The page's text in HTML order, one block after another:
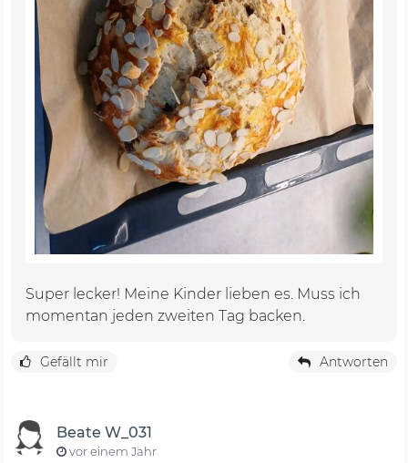
Super lecker! Meine Kinder lieben es. Muss ich
momentan jeden zweiten Tag backen.
Gefällt mir Antworten
Beate W_031
vor einem Jahr